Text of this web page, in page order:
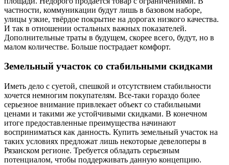
частности, коммуникации будут лишь в базовом наборе,
улицы узкие, твёрдое покрытие на дорогах низкого качества.
И так в отношении остальных важных показателей.
Дополнительные траты в будущем, скорее всего, будут, но в
малом количестве. Больше пострадает комфорт.
Земельный участок со стабильными скидками
Иметь дело с суетой, спешкой и отсутствием стабильности
хочется немногим покупателям. Все-таки гораздо более
серьезное внимание привлекает объект со стабильными
ценами и такими же устойчивыми скидками. В конечном
итоге предоставленные преимущества начинают
восприниматься как данность. Купить земельный участок на
таких условиях предложат лишь некоторые девелоперы в
Рязанском регионе. Требуется обладать серьезным
потенциалом, чтобы поддерживать данную концепцию.